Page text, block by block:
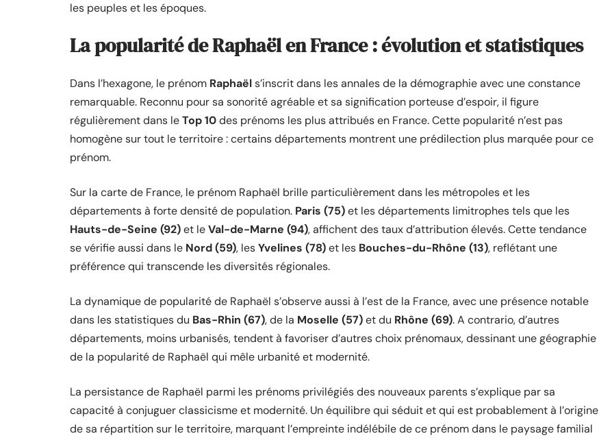
les peuples et les époques.
La popularité de Raphaël en France : évolution et statistiques
Dans l’hexagone, le prénom Raphaëls’inscrit dans les annales de la démographie avec une constance
remarquable. Reconnu pour sa sonorité agréable et sa signification porteuse d’espoir, il figure
régulièrement dans leTop 10des prénoms les plus attribués en France. Cette popularité n’est pas
homogène sur tout le territoire : certains départements montrent une prédilection plus marquée pour ce
prénom.
Sur la carte de France, le prénom Raphaël brille particulièrement dans les métropoles et les
départements à forte densité de population. Paris (75)et les départements limitrophes tels que les
Hauts-de-Seine (92)et leVal-de-Marne (94), affichent des taux d’attribution élevés. Cette tendance
se vérifie aussi dans le Nord (59), lesYvelines (78)et les Bouches-du-Rhône (13), reflétant une
préférence qui transcende les diversités régionales.
La dynamique de popularité de Raphaël s’observe aussi à l’est de la France, avec une présence notable
dans les statistiques du Bas-Rhin (67), de la Moselle (57)et du Rhône (69). A contrario, d’autres
départements, moins urbanisés, tendent à favoriser d’autres choix prénomaux, dessinant une géographie
de la popularité de Raphaël qui mêle urbanité et modernité.
La persistance de Raphaël parmi les prénoms privilégiés des nouveaux parents s’explique par sa
capacité à conjuguer classicisme et modernité. Un équilibre qui séduit et qui est probablement à l’origine
de sa répartition sur le territoire, marquant l’empreinte indélébile de ce prénom dans le paysage familial